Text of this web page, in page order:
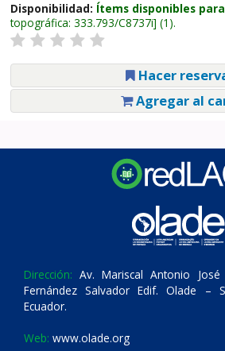
Disponibilidad: Ítems disponibles
topográfica: 333.793/C8737i (1).
Hacer
Agregar al
Dirección: Av. Mariscal Antonio
Fernández Salvador Edif. Olade –
Ecuador.
Web: www.olade.org